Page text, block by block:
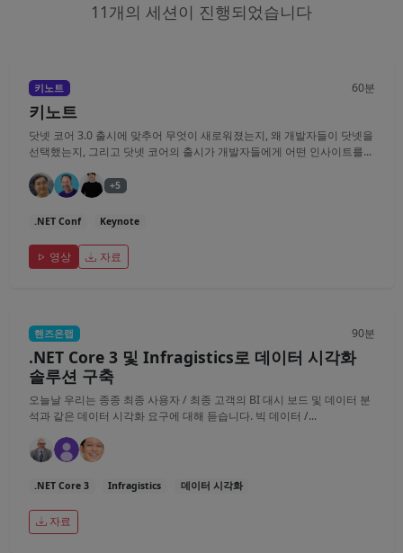
11개의 세션이 진행되었습니다
키노트 60분
키노트
닷넷 코어 3.0 출시에 맞추어 무엇이 새로워졌는지, 왜 개발자들이 닷넷을
선택했는지, 그리고 닷넷 코어의 출시가 개발자들에게 어떤 인사이트를...
+5
.NET Conf Keynote
영상 자료
핸즈온랩 90분
.NET Core 3 및 Infragistics로 데이터 시각화
솔루션 구축
오늘날 우리는 종종 최종 사용자 / 최종 고객의 BI 대시 보드 및 데이터 분
석과 같은 데이터 시각화 요구에 대해 듣습니다. 빅 데이터 /...
.NET Core 3 Infragistics 데이터 시각화
자료